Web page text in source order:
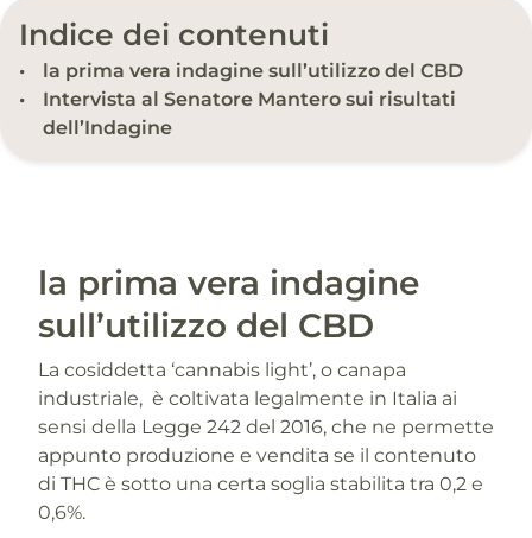
Indice dei contenuti
la prima vera indagine sull’utilizzo del CBD
Intervista al Senatore Mantero sui risultati
dell’Indagine
la prima vera indagine
sull’utilizzo del CBD
La cosiddetta ‘cannabis light’, o canapa
industriale, è coltivata legalmente in Italia ai
sensi della Legge 242 del 2016, che ne permette
appunto produzione e vendita se il contenuto
di THC è sotto una certa soglia stabilita tra 0,2 e
0,6%.